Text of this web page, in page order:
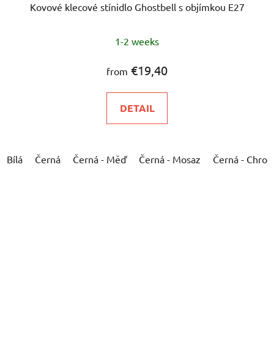
Kovové klecové stínidlo Ghostbell s objímkou E27
1-2 weeks
from €19,40
DETAIL
Bílá Černá Černá - Měď Černá - Mosaz Černá -